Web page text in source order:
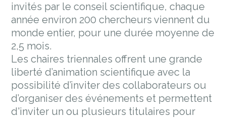
invités par le conseil scientifique, chaque
année environ 200 chercheurs viennent du
monde entier, pour une durée moyenne de
2,5 mois.
Les chaires triennales offrent une grande
liberté d’animation scientifique avec la
possibilité d’inviter des collaborateurs ou
d’organiser des événements et permettent
d'inviter un ou plusieurs titulaires pour